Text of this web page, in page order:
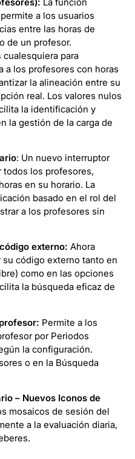
a los usuarios
entre las horas de
de un profesor.
para
a los profesores con horas
la alineación entre su
real. Los valores nulos
la identificación y
la gestión de la carga de
: Un nuevo interruptor
todos los profesores,
en su horario. La
basado en el rol del
a los profesores sin
externo: Ahora
código externo tanto en
como en las opciones
la búsqueda eficaz de
Permite a los
por Periodos
la configuración.
o en la Búsqueda
– Nuevos Iconos de
mosaicos de sesión del
a la evaluación diaria,